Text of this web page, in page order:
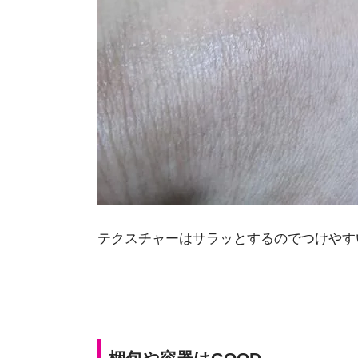
テクスチャーはサラッとするのでつけや